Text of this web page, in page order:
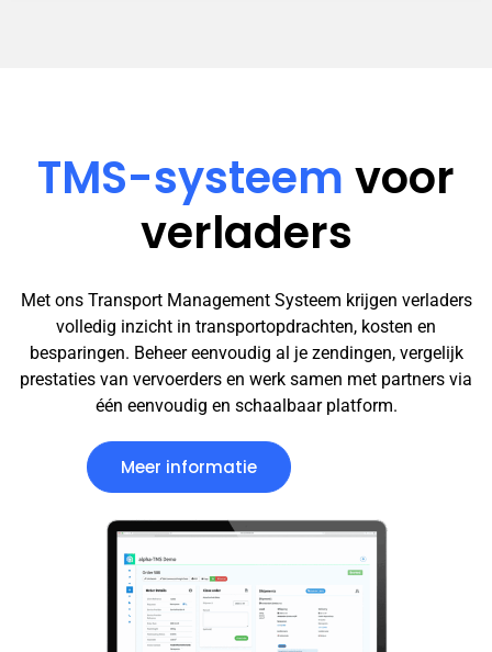
TMS-systeem voor
verladers
Met ons Transport Management Systeem krijgen verladers
volledig inzicht in transportopdrachten, kosten en
besparingen. Beheer eenvoudig al je zendingen, vergelijk
prestaties van vervoerders en werk samen met partners via
één eenvoudig en schaalbaar platform.
Meer informatie